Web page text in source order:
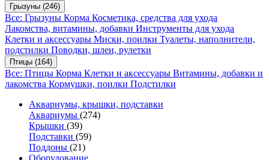
Грызуны (246)
Все: Грызуны Корма Косметика, средства для ухода
Лакомства, витамины, добавки Инструменты для ухода
Клетки и аксессуары Миски, поилки Туалеты, наполнители,
подстилки Поводки, шлеи, рулетки
Птицы (164)
Все: Птицы Корма Клетки и аксессуары Витамины, добавки и
лакомства Кормушки, поилки Подстилки
Аквариумы, крышки, подставки
Аквариумы (274)
Крышки (39)
Подставки (59)
Поддоны (21)
Оборудование